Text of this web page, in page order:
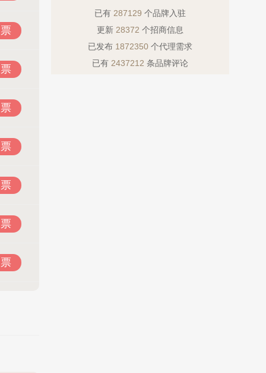
已有 287129 个品牌入驻
更新 28372 个招商信息
已发布 1872350 个代理需求
已有 2437212 条品牌评论